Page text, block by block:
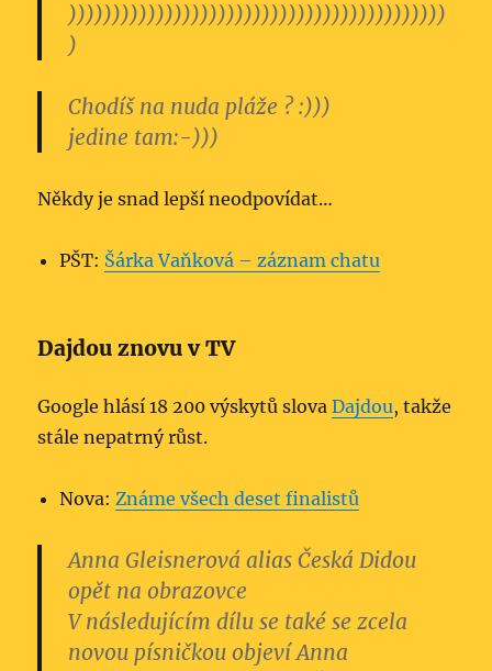
))­))))))))))))))))))))))))­)))))))))))))))))
)
Chodíš na nuda pláže ? :)))
jedine tam:-)))
Někdy je snad lepší neodpovídat…
PŠT: Šárka Vaňková – záznam chatu
Dajdou znovu v TV
Google hlásí 18 200 výskytů slovaDajdou, takže
stále nepatrný růst.
Nova:Známe všech deset finalistů
Anna Gleisnerová aliasČeská Didou
opět na obrazovce
V následujícím dílu se také se zcela
novou písničkou objeví Anna